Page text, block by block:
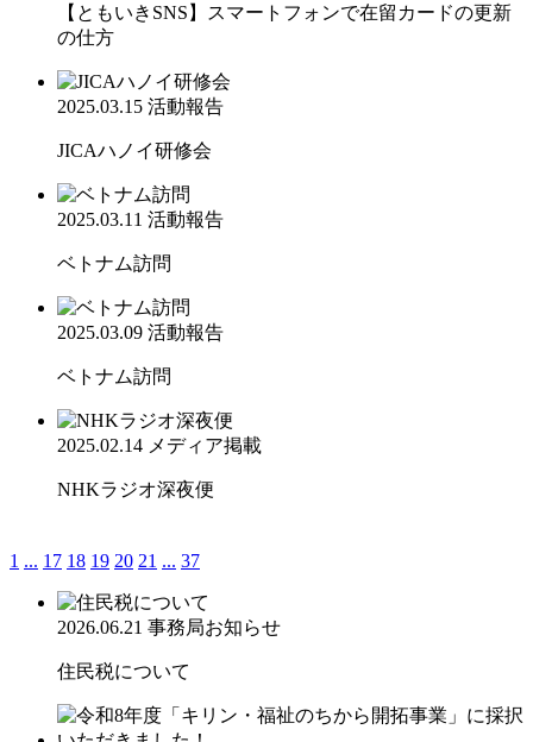
【ともいきSNS】スマートフォンで在留カードの更新
の仕方
2025.03.15 活動報告
JICAハノイ研修会
2025.03.11 活動報告
ベトナム訪問
2025.03.09 活動報告
ベトナム訪問
2025.02.14 メディア掲載
NHKラジオ深夜便
1 ... 17 18 19 20 21 ... 37
2026.06.21 事務局お知らせ
住民税について